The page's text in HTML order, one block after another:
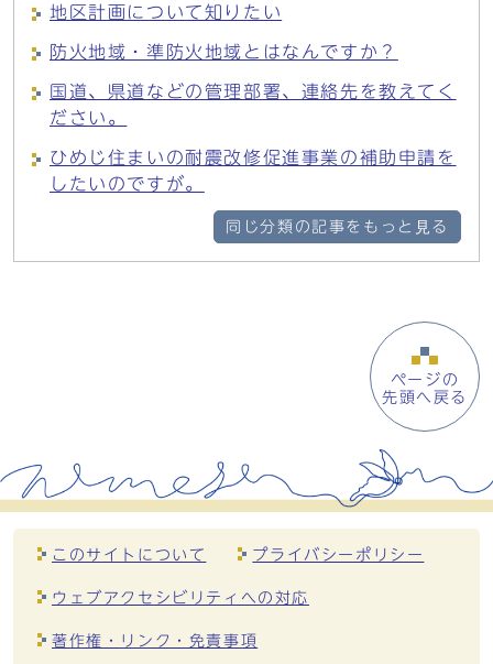
地区計画について知りたい
防火地域・準防火地域とはなんですか？
国道、県道などの管理部署、連絡先を教えてく
ださい。
ひめじ住まいの耐震改修促進事業の補助申請を
したいのですが。
同じ分類の記事をもっと見る
ページの
先頭へ戻る
このサイトについて プライバシーポリシー
ウェブアクセシビリティへの対応
著作権・リンク・免責事項